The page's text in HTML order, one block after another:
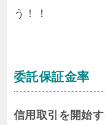
う！！
委託保証金率
信用取引を開始